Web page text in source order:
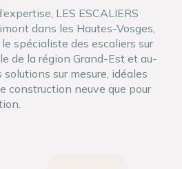
et fonctions.
Accepter
Refuser
préférences
LES ESCALIERS
dans les Hautes-Vosges,
spécialiste des escaliers sur
de la région Grand-Est et au-
sur mesure, idéales
construction neuve que pour